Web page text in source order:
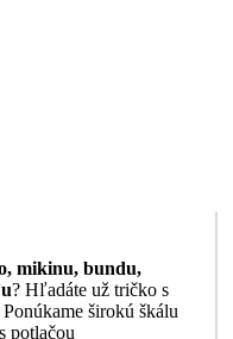
mikinu, bundu,
? Hľadáte už tričko s
širokú škálu
potlačou